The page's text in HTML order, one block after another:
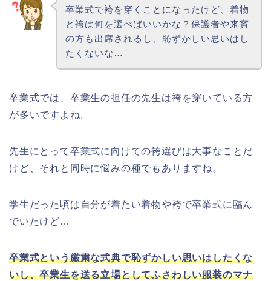
卒業式で袴を穿くことになったけど、着物
と袴は何を選べばいいかな？保護者や来賓
の方も出席されるし、恥ずかしい思いはし
たくないな…
卒業式では、卒業生の担任の先生は袴を穿いている方
が多いですよね。
先生にとって卒業式に向けての袴選びは大事なことだ
けど、それと同時に悩みの種でもありますね。
学生だった頃は自分が着たい着物や袴で卒業式に臨ん
でいたけど…
卒業式という厳粛な式典で恥ずかしい思いはしたくな
いし、卒業生を送る立場としてふさわしい服装のマナ